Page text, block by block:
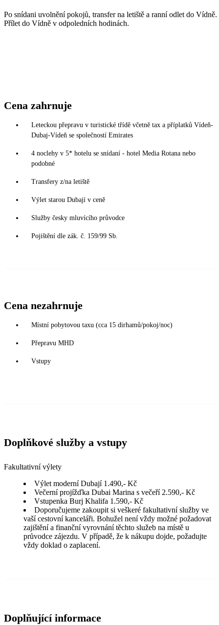
Po snídani uvolnění pokojů, transfer na letiště a ranní odlet do Vídně.
Přílet do Vídně v odpoledních hodinách.
Cena zahrnuje
Leteckou přepravu v turistické třídě včetně tax a příplatků Vídeň-
Dubaj-Vídeň se společností Emirates
4 noclehy v 5* hotelu se snídaní - hotel Media Rotana nebo
podobné
Transfery z/na letiště
Výlet starou Dubají v ceně
Služby česky mluvícího průvodce
Pojištění dle zák. č. 159/99 Sb.
Cena nezahrnuje
Místní pobytovou taxu (cca 15 dirhamů/pokoj/noc)
Přepravu MHD
Vstupy
Doplňkové služby a vstupy
Fakultativní výlety
Výlet moderní Dubají 1.490,- Kč
Večerní projížďka Dubai Marina s večeří 2.590,- Kč
Vstupenka Burj Khalifa 1.590,- Kč
Doporučujeme zakoupit si veškeré fakultativní služby ve
vaší cestovní kanceláři. Bohužel není vždy možné požadovat
zajištění a finanční vyrovnání těchto služeb na místě u
průvodce zájezdu. V případě, že k nákupu dojde, požadujte
vždy doklad o zaplacení.
Doplňující informace